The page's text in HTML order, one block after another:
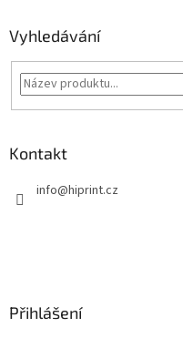
Vyhledávání
Kontakt
info@hiprint.cz
Přihlášení